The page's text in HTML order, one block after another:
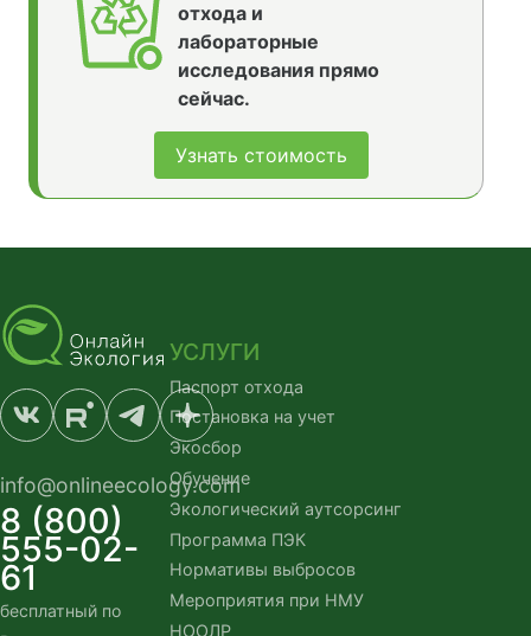
отхода и
лабораторные
исследования прямо
сейчас.
Узнать стоимость
info@onlineecology.com
8 (800)
555-02-
61
бесплатный по
УСЛУГИ
Паспорт отхода
Постановка на учет
Экосбор
Обучение
Экологический аутсорсинг
Программа ПЭК
Нормативы выбросов
Мероприятия при НМУ
НООЛР